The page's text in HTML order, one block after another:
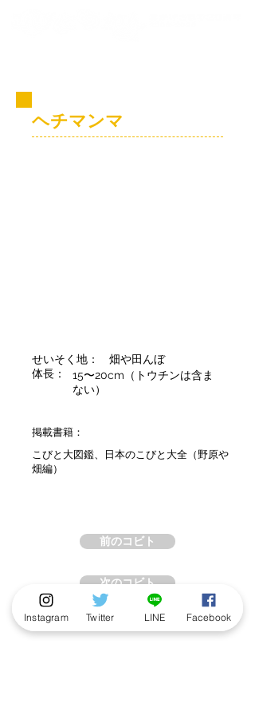
ヘチマンマ
せいそく地：
畑や田んぼ
体長：
15〜20cm（トウチンは含ま
ない）
掲載書籍：
こびと大図鑑、日本のこびと大全（野原や
畑編）
前のコビト
次のコビト
Instagram Twitter LINE Facebook